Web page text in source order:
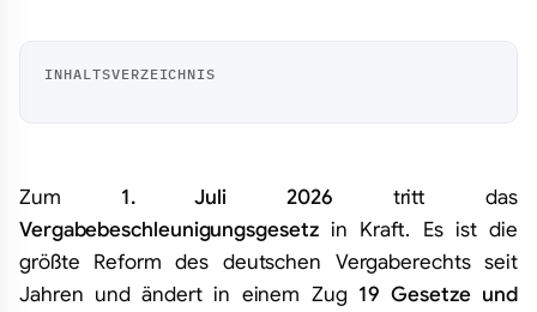
INHALTSVERZEICHNIS
Zum 1. Juli 2026 tritt das
Vergabebeschleunigungsgesetzin Kraft. Es ist die
größte Reform des deutschen Vergaberechts seit
Jahren und ändert in einem Zug 19 Gesetze und